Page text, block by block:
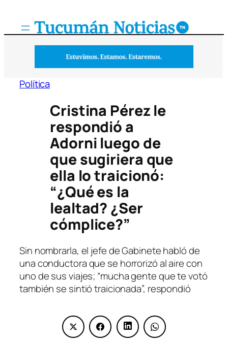
Política
Cristina Pérez le
respondió a
Adorni luego de
que sugiriera que
ella lo traicionó:
“¿Qué es la
lealtad? ¿Ser
cómplice?”
Sin nombrarla, el jefe de Gabinete habló de
una conductora que se horrorizó al aire con
uno de sus viajes; “mucha gente que te votó
también se sintió traicionada”, respondió